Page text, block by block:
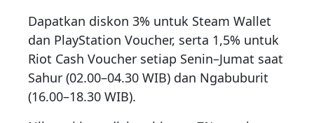
Dapatkan diskon 3% untuk Steam Wallet
dan PlayStation Voucher, serta 1,5% untuk
Riot Cash Voucher setiap Senin–Jumat saat
Sahur (02.00–04.30 WIB) dan Ngabuburit
(16.00–18.30 WIB).